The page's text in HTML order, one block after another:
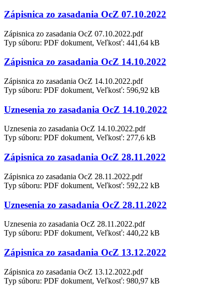
Zápisnica zo zasadania OcZ 07.10.2022
Zápisnica zo zasadania OcZ 07.10.2022.pdf
Typ súboru: PDF dokument, Veľkosť: 441,64 kB
Zápisnica zo zasadania OcZ 14.10.2022
Zápisnica zo zasadania OcZ 14.10.2022.pdf
Typ súboru: PDF dokument, Veľkosť: 596,92 kB
Uznesenia zo zasadania OcZ 14.10.2022
Uznesenia zo zasadania OcZ 14.10.2022.pdf
Typ súboru: PDF dokument, Veľkosť: 277,6 kB
Zápisnica zo zasadania OcZ 28.11.2022
Zápisnica zo zasadania OcZ 28.11.2022.pdf
Typ súboru: PDF dokument, Veľkosť: 592,22 kB
Uznesenia zo zasadania OcZ 28.11.2022
Uznesenia zo zasadania OcZ 28.11.2022.pdf
Typ súboru: PDF dokument, Veľkosť: 440,22 kB
Zápisnica zo zasadania OcZ 13.12.2022
Zápisnica zo zasadania OcZ 13.12.2022.pdf
Typ súboru: PDF dokument, Veľkosť: 980,97 kB